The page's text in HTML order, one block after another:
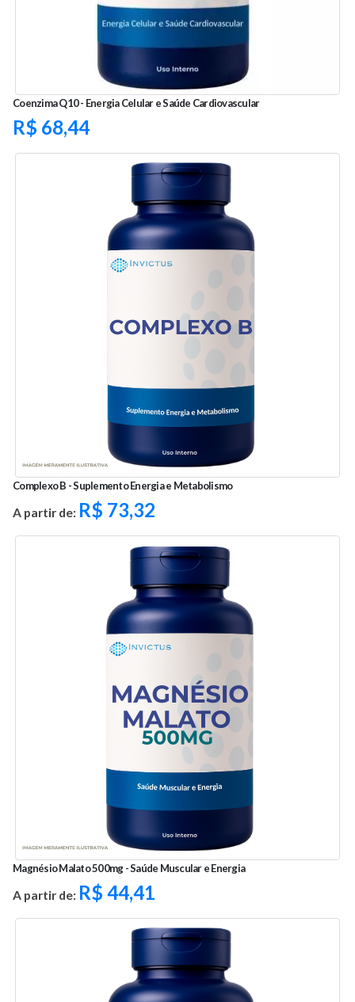
Coenzima Q10 - Energia Celular e Saúde Cardiovascular
R$ 68,44
Complexo B - Suplemento Energia e Metabolismo
A partir de: R$ 73,32
Magnésio Malato 500mg - Saúde Muscular e Energia
A partir de: R$ 44,41